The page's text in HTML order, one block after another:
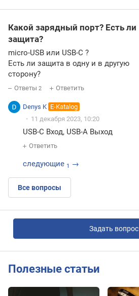
Какой зарядный порт? Есть ли
защита?
micro-USB или USB-C ?
Есть ли защита в одну и в другую
сторону?
Ответы 2 Ответить
Denys K E-Katalog
11 декабря 2023, 10:20
USB-C Вход, USB-A Выход
Ответить
следующие 1 →
Все вопросы
Задать вопрос
Полезные статьи